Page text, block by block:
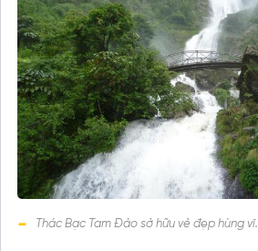
Thác Bạc Tam Đảo sở hữu vẻ đẹp hùng vĩ.